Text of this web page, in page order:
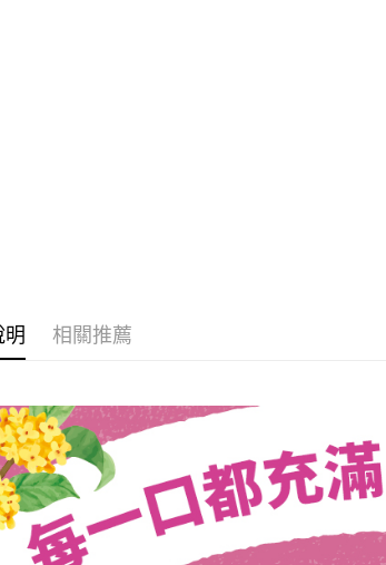
明 相關推薦